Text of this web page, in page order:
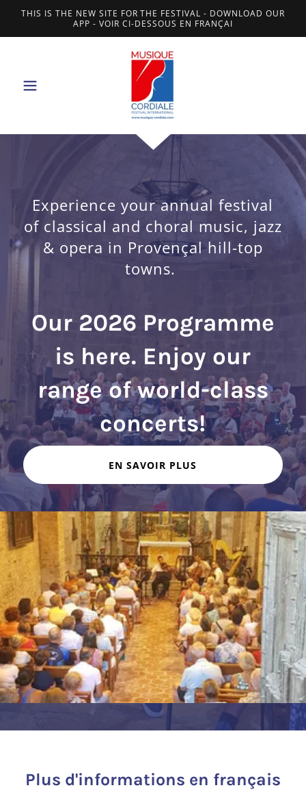
THIS IS THE NEW SITE FOR THE FESTIVAL - DOWNLOAD OUR
APP - VOIR CI-DESSOUS EN FRANÇAI
Experience your annual festival
of classical and choral music, jazz
& opera in Provençal hill-top
towns.
Our 2026 Programme
is here. Enjoy our
range of world-class
concerts!
EN SAVOIR PLUS
Plus d'informations en français